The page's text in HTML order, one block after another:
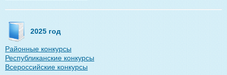
2025 год
Районные конкурсы
Республиканские конкурсы
Всероссийские конкурсы